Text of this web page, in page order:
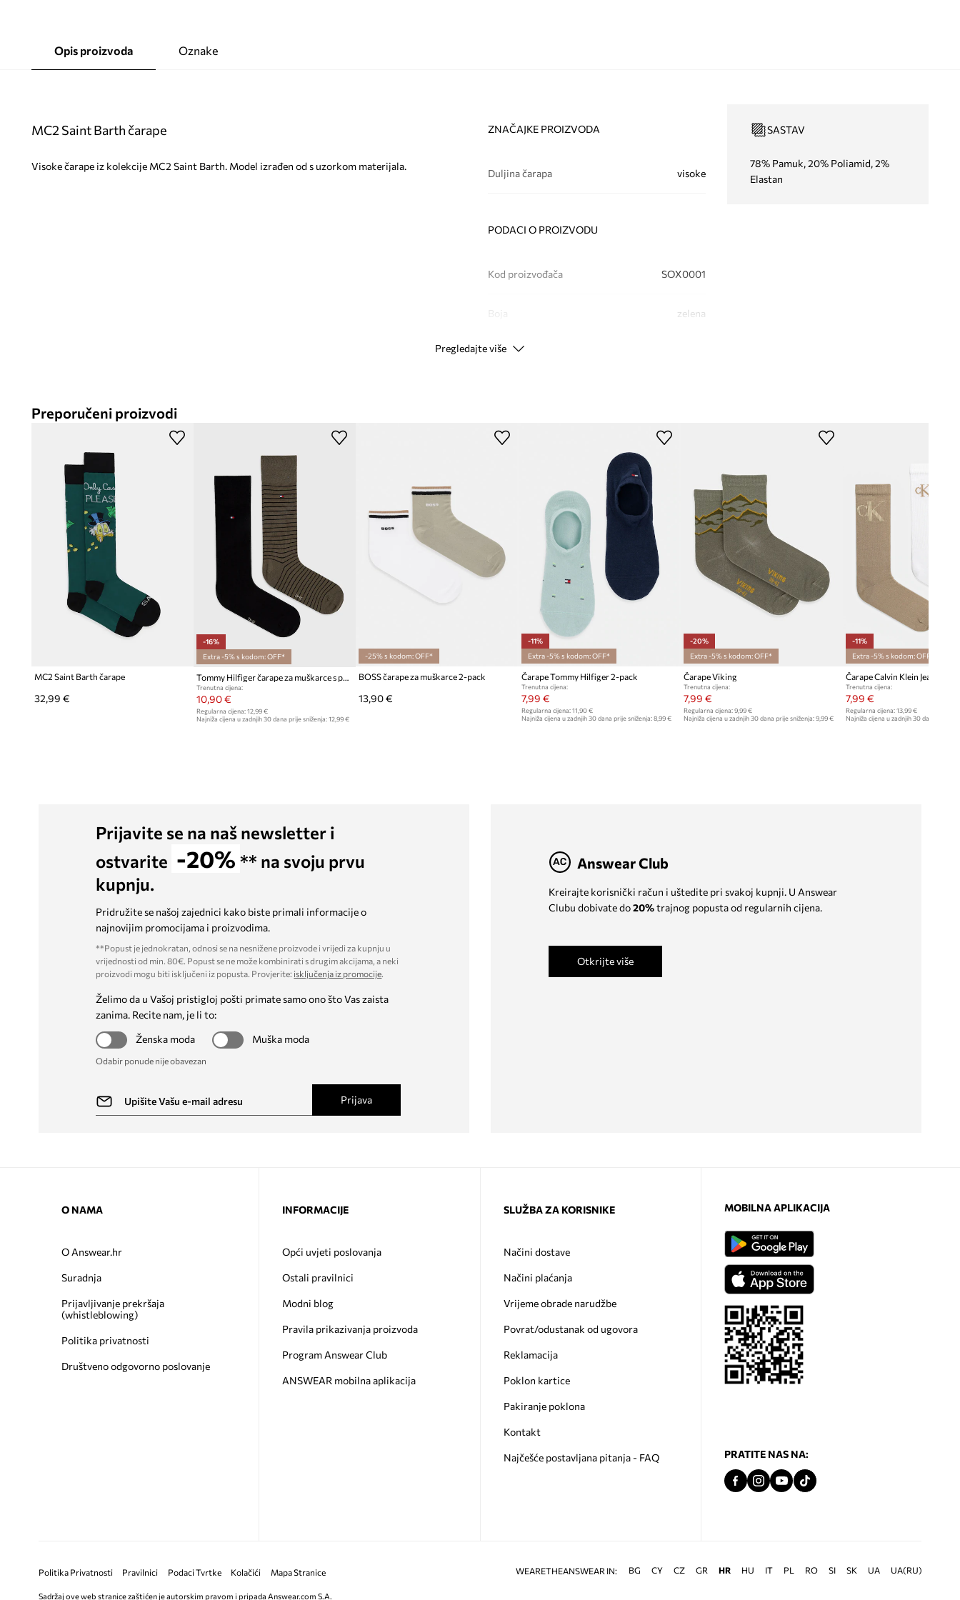
Opis proizvoda Oznake
MC2 Saint Barth čarape
Visoke čarape iz kolekcije MC2 Saint Barth. Model izrađen od s uzorkom materijala.
ZNAČAJKE PROIZVODA
Duljina čarapa visoke
PODACI O PROIZVODU
Kod proizvođača SOX0001
zelena
Modna marka
SASTAV
78% Pamuk, 20% Poliamid, 2%
Elastan
Pregledajte više
Preporučeni proizvodi
MC2 Saint Barth čarape
32,99 €
-16%
Extra -5% s kodom: OFF*
Tommy Hilfiger čarape za muškarce s pamukom 2-pack
Trenutna cijena:
10,90 €
Regularna cijena:12,99 €
Najniža cijena u zadnjih 30 dana prije sniženja:12,99 €
-25% s kodom: OFF*
BOSS čarape za muškarce 2-pack
13,90 €
-11%
Extra -5% s kodom: OFF*
Čarape Tommy Hilfiger 2-pack
Trenutna cijena:
7,99 €
Regularna cijena: 11,90 €
Najniža cijena u zadnjih 30 dana prije sniženja: 8,99 €
-20%
Extra -5% s kodom: OFF*
Čarape Viking
Trenutna cijena:
7,99 €
Regularna cijena:9,99 €
Najniža cijena u zadnjih 30 dana prije sniženja:9,99 €
-11%
Extra -5% s kodom: OFF*
Čarape Calvin Klein Jeans 2-
Trenutna cijena:
7,99 €
Regularna cijena: 13,99 €
Najniža cijena u zadnjih 30 dana prije
Prijavite se na naš newsletter i
ostvarite -20% ** na svoju prvu
kupnju.
Pridružite se našoj zajednici kako biste primali informacije o
najnovijim promocijama i proizvodima.
**Popust je jednokratan, odnosi se na nesnižene proizvode i vrijedi za kupnju u
vrijednosti od min. 80€. Popust se ne može kombinirati s drugim akcijama, a neki
proizvodi mogu biti isključeni iz popusta. Provjerite: isključenja iz promocije
Želimo da u Vašoj pristigloj pošti primate samo ono što Vas zaista
zanima. Recite nam, je li to:
Ženska moda
Muška moda
Odabir ponude nije obavezan
Prijava
Answear Club
Kreirajte korisnički račun i uštedite pri svakoj kupnji. U Answear
Clubu dobivate do20%trajnog popusta od regularnih cijena.
Otkrijte više
O NAMA
O Answear.hr
Suradnja
Prijavljivanje prekršaja
(whistleblowing)
Politika privatnosti
Društveno odgovorno poslovanje
INFORMACIJE
Opći uvjeti poslovanja
Ostali pravilnici
Modni blog
Pravila prikazivanja proizvoda
Program Answear Club
ANSWEAR mobilna aplikacija
SLUŽBA ZA KORISNIKE
Načini dostave
Načini plaćanja
Vrijeme obrade narudžbe
Povrat/odustanak od ugovora
Reklamacija
Poklon kartice
Pakiranje poklona
Kontakt
Najčešće postavljana pitanja - FAQ
MOBILNA APLIKACIJA
PRATITE NAS NA:
Politika Privatnosti Pravilnici Podaci Tvrtke Kolačići Mapa Stranice WEARETHEANSWEAR IN: BG CY CZ GR HR HU IT PL RO SI SK UA UA(RU)
Sadržaj ove web stranice zaštićen je autorskim pravom i pripada Answear.com S.A.